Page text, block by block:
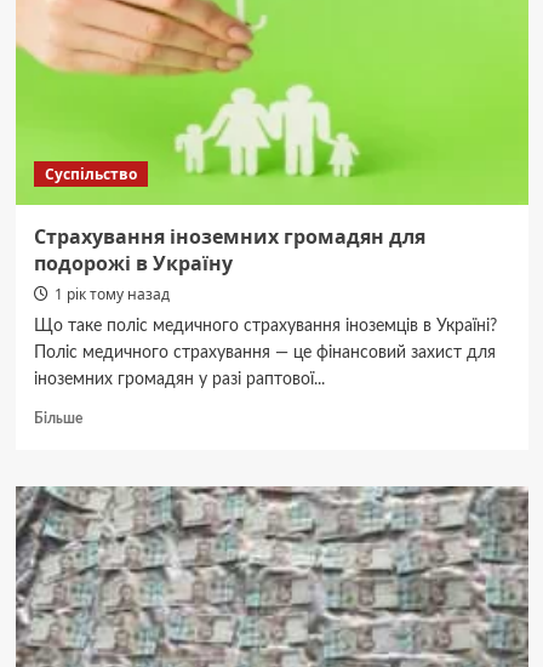
каналу”
Суспільство
Страхування іноземних громадян для
подорожі в Україну
1 рік тому назад
Що таке поліс медичного страхування іноземців в Україні?
Поліс медичного страхування — це фінансовий захист для
іноземних громадян у разі раптової...
БільшеДокладніше
іноземних
громадян
для
подорожі
в
Україну